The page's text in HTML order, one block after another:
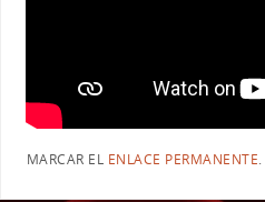
MARCAR EL ENLACE PERMANENTE.